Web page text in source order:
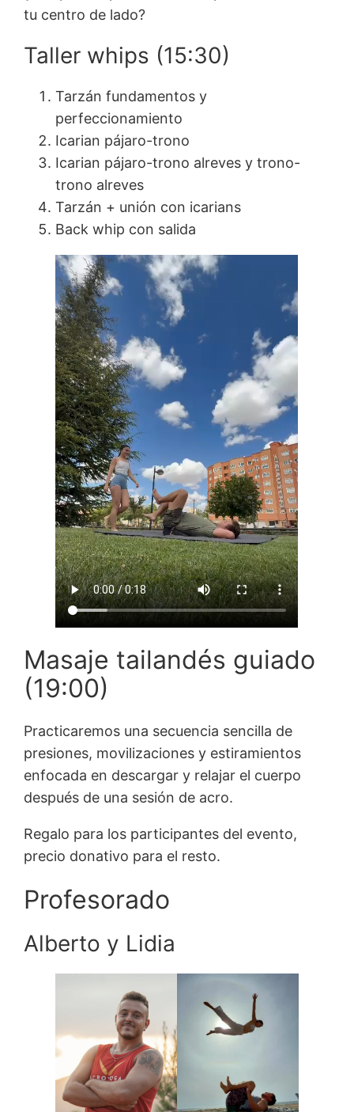
tu centro de lado?
Taller whips (15:30)
Tarzán fundamentos y
perfeccionamiento
Icarian pájaro-trono
Icarian pájaro-trono alreves y trono-
trono alreves
Tarzán + unión con icarians
Back whip con salida
Masaje tailandés guiado
(19:00)
Practicaremos una secuencia sencilla de
presiones, movilizaciones y estiramientos
enfocada en descargar y relajar el cuerpo
después de una sesión de acro.
Regalo para los participantes del evento,
precio donativo para el resto.
Profesorado
Alberto y Lidia